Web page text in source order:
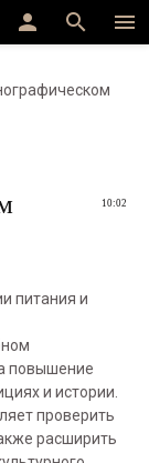
menu
search
person
10:02
питания и
повышение
и истории.
проверить
расширить